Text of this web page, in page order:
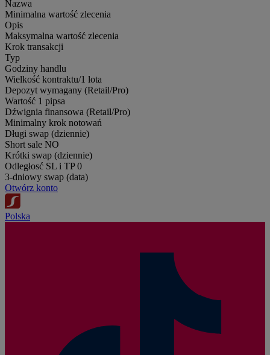
Nazwa
Minimalna wartość zlecenia
Opis
Maksymalna wartość zlecenia
Krok transakcji
Typ
Godziny handlu
Wielkość kontraktu/1 lota
Depozyt wymagany (Retail/Pro)
Wartość 1 pipsa
Dźwignia finansowa (Retail/Pro)
Minimalny krok notowań
Długi swap (dziennie)
Short sale NO
Krótki swap (dziennie)
Odległosć SL i TP 0
3-dniowy swap (data)
Otwórz konto
Polska